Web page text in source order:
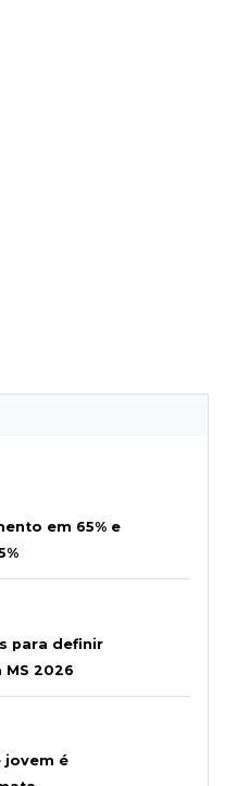
em 65% e
para definir
2026
jovem é